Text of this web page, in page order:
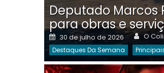
Deputado Marcos
para obras e
Posted
on
30 de julho de 2026 O
Destaques Da Semana